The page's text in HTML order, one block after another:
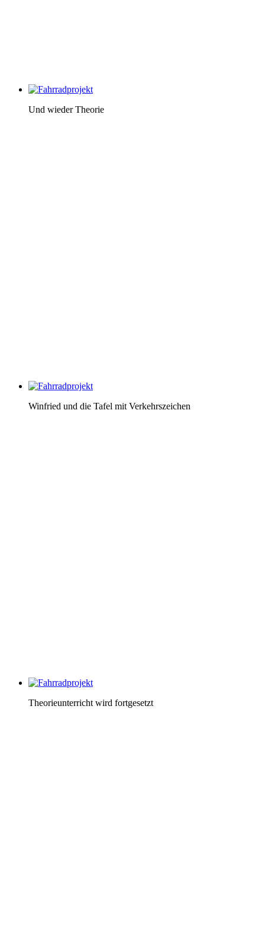
Und wieder Theorie
Winfried und die Tafel mit Verkehrszeichen
Theorieunterricht wird fortgesetzt